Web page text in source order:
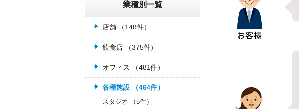
業種別一覧
店舗 （148件）
飲食店 （375件）
オフィス （481件）
各種施設 （464件）
スタジオ （5件）